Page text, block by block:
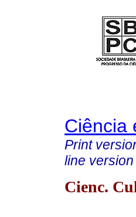
Ciência
Print
line version
Cienc.